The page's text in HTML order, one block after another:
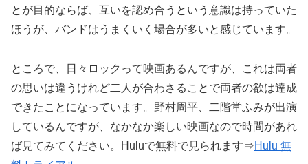
とが目的ならば、互いを認め合うという意識は持っていた
ほうが、バンドはうまくいく場合が多いと感じています。
ところで、日々ロックって映画あるんですが、これは両者
の思いは違うけれど二人が合わさることで両者の欲は達成
できたことになっています。野村周平、二階堂ふみが出演
しているんですが、なかなか楽しい映画なので時間があれ
ば見てみてください。Huluで無料で見られます⇒Hulu 無